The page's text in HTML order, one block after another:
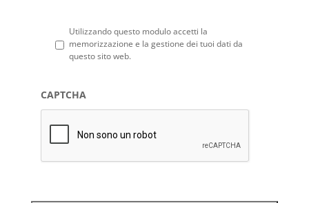
Privacy *
Utilizzando questo modulo accetti la
memorizzazione e la gestione dei tuoi dati da
questo sito web.
CAPTCHA